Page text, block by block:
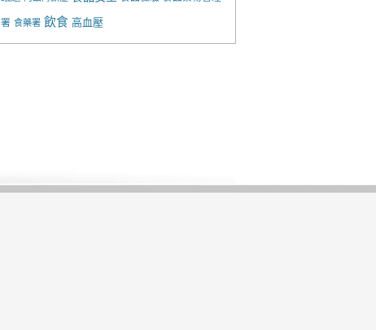
署 食藥署 飲食 高血壓